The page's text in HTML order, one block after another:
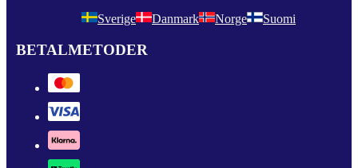
Sverige Danmark Norge Suomi
BETALMETODER